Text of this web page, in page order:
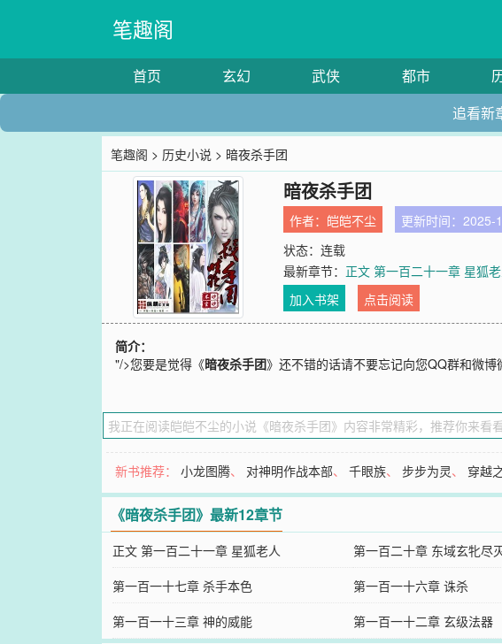
笔趣阁
首页 玄幻 武侠 都市
追看新
笔趣阁 > 历史小说 > 暗夜杀手团
暗夜杀手团
作者： 皑皑不尘 更新时间：2025-
状态：连载
最新章节： 正文 第一百二十一章 星狐
加入书架
点击阅读
简介：
"/>您要是觉得《暗夜杀手团》还不错的话请不要忘记向您QQ群和微博
新书推荐：小龙图腾、 对神明作战本部、千眼族、步步为灵、 穿越
《暗夜杀手团》最新12章节
正文 第一百二十一章 星狐老人 第一百二十章 东域玄牝尽
第一百一十七章 杀手本色
第一百一十六章 诛杀
第一百一十三章 神的威能
第一百一十二章 玄级法器